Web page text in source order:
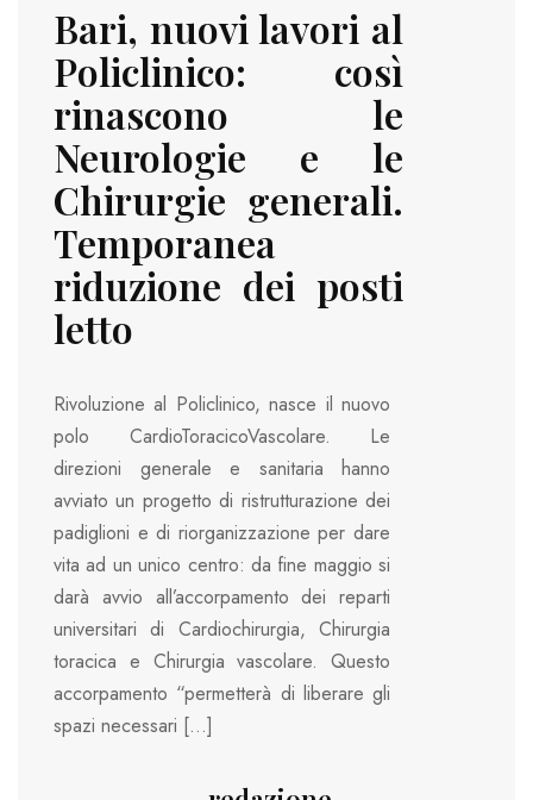
Bari, nuovi lavori al
Policlinico: così
rinascono le
Neurologie e le
Chirurgie generali.
Temporanea
riduzione dei posti
letto
Rivoluzione al Policlinico, nasce il nuovo
polo CardioToracicoVascolare. Le
direzioni generale e sanitaria hanno
avviato un progetto di ristrutturazione dei
padiglioni e di riorganizzazione per dare
vita ad un unico centro: da fine maggio si
darà avvio all’accorpamento dei reparti
universitari di Cardiochirurgia, Chirurgia
toracica e Chirurgia vascolare. Questo
accorpamento “permetterà di liberare gli
spazi necessari […]